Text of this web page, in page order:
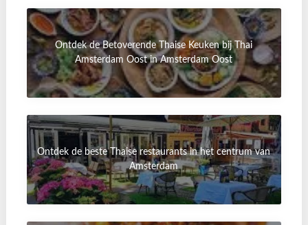
Ontdek de Betoverende Thaise Keuken bij Thai
Amsterdam Oost in Amsterdam Oost
Ontdek de beste Thaise restaurants in het centrum van
Amsterdam